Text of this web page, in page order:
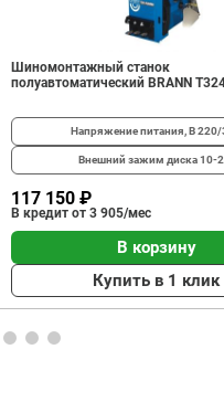
Шиномонтажный станок
полуавтоматический BRANN
Напряжение питания, В220/
Внешний зажим диска10-
117 150 ₽
В кредит от 3 905/мес
В корзину
Купить в 1 клик